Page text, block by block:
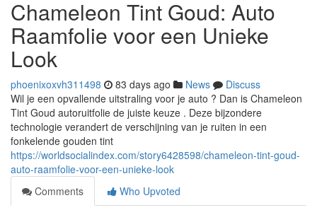
Chameleon Tint Goud: Auto
Raamfolie voor een Unieke
Look
phoenixoxvh311498 83 days ago News
Discuss
Wil je een opvallende uitstraling voor je auto ? Dan is Chameleon
Tint Goud autoruitfolie de juiste keuze . Deze bijzondere
technologie verandert de verschijning van je ruiten in een
fonkelende gouden tint
https://worldsocialindex.com/story6428598/chameleon-tint-goud-
auto-raamfolie-voor-een-unieke-look
Comments
Who Upvoted